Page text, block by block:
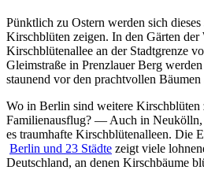
Pünktlich zu Ostern werden sich
Kirschblüten zeigen. In den Gärten
Kirschblütenallee an der Stadtgrenze
Gleimstraße in Prenzlauer Berg
staunend vor den prachtvollen Bäumen
Wo in Berlin sind weitere
Familienausflug? — Auch in
es traumhafte Kirschblütenalleen. Die
Berlin und 23 Städte zeigt viele
Deutschland, an denen Kirschbäume